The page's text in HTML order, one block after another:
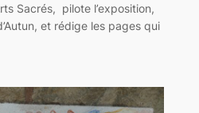
Sacrés, pilote l’exposition,
et rédige les pages qui